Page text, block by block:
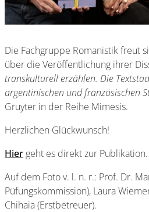
Die Fachgruppe Romanistik freut
über die Veröffentlichung ihrer
transkulturell erzählen. Die
argentinischen und französischen
Gruyter in der Reihe Mimesis.
Herzlichen Glückwunsch!
Hier geht es direkt zur Publikation.
Auf dem Foto v. l. n. r.: Prof. Dr.
Püfungskommission), Laura
Chihaia (Erstbetreuer).